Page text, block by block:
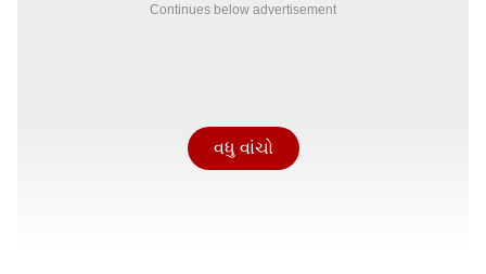
Continues below advertisement
વધુ વાંચો